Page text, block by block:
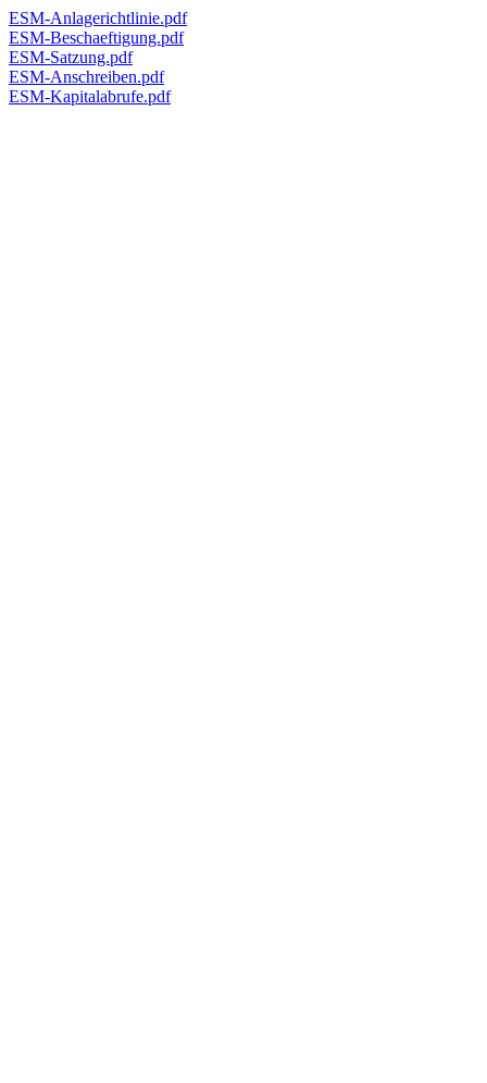
ESM-Anlagerichtlinie.pdf
ESM-Beschaeftigung.pdf
ESM-Satzung.pdf
ESM-Anschreiben.pdf
ESM-Kapitalabrufe.pdf